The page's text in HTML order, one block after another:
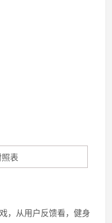
从用户反馈看，健身